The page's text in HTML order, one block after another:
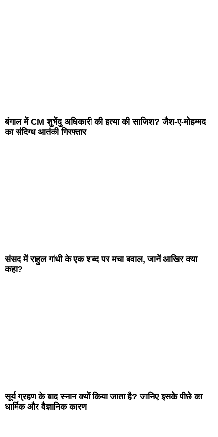
बंगाल में CM शुभेंदु अधिकारी की हत्या की साजिश? जैश-ए-मोहम्मद
का संदिग्ध आतंकी गिरफ्तार
संसद में राहुल गांधी के एक शब्द पर मचा बवाल, जानें आखिर क्या
कहा?
सूर्य ग्रहण के बाद स्नान क्यों किया जाता है? जानिए इसके पीछे का
धार्मिक और वैज्ञानिक कारण